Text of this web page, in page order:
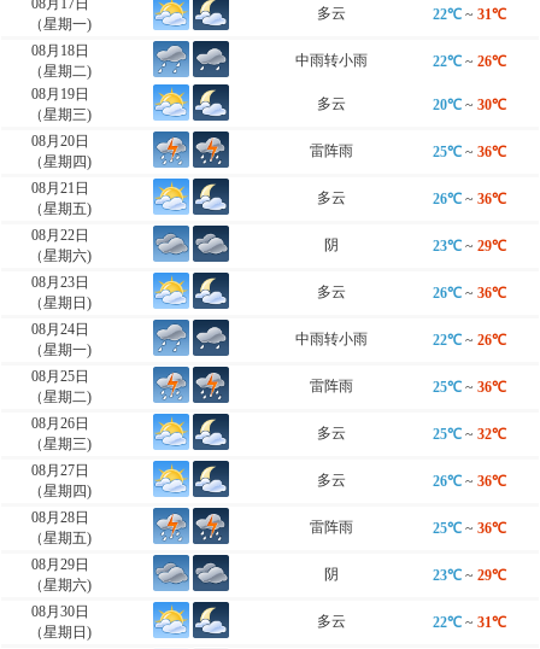
08月17日
（星期一)
多云 22℃ ~ 31℃
08月18日
（星期二)
中雨转小雨 22℃ ~ 26℃
08月19日
（星期三)
多云 20℃ ~ 30℃
08月20日
（星期四)
雷阵雨 25℃ ~ 36℃
08月21日
（星期五)
多云 26℃ ~ 36℃
08月22日
（星期六)
阴 23℃ ~ 29℃
08月23日
（星期日)
多云 26℃ ~ 36℃
08月24日
（星期一)
中雨转小雨 22℃ ~ 26℃
08月25日
（星期二)
雷阵雨 25℃ ~ 36℃
08月26日
（星期三)
多云 25℃ ~ 32℃
08月27日
（星期四)
多云 26℃ ~ 36℃
08月28日
（星期五)
雷阵雨 25℃ ~ 36℃
08月29日
（星期六)
阴 23℃ ~ 29℃
08月30日
（星期日)
多云 22℃ ~ 31℃